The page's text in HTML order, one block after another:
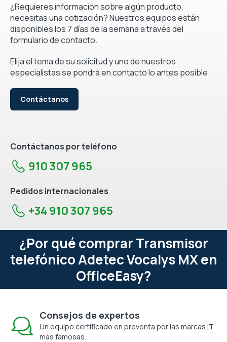
¿Requieres información sobre algún producto,
necesitas una cotización? Nuestros equipos están
disponibles los 7 días de la semana a través del
formulario de contacto.
Elija el tema de su solicitud y uno de nuestros
especialistas se pondrá en contacto lo antes posible.
Contáctanos
Contáctanos por teléfono
910 307 965
Pedidos internacionales
+34 910 307 965
¿Por qué comprar Transmisor
telefónico Adetec Vocalys MX en
OfficeEasy?
Consejos de expertos
Un equipo certificado en preventa por las marcas IT
más famosas.